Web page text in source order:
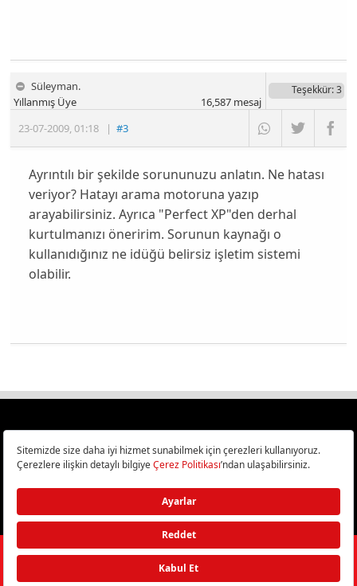
Süleyman.
23-07-2009,01:18 |#3
Yıllanmış Üye
Teşekkür: 3
16,587mesaj
Ayrıntılı bir şekilde sorununuzu anlatın. Ne hatası
veriyor? Hatayı arama motoruna yazıp
arayabilirsiniz. Ayrıca "Perfect XP"den derhal
kurtulmanızı öneririm. Sorunun kaynağı o
kullanıdığınız ne idüğü belirsiz işletim sistemi
olabilir.
Türkiye
Bilişim ve Teknoloji Haberleri CHIP Online’da!
©2026Doğan Burda Dergi Yayıncılık ve Pazarlama A.Ş./ Tüm hakları
saklıdır.